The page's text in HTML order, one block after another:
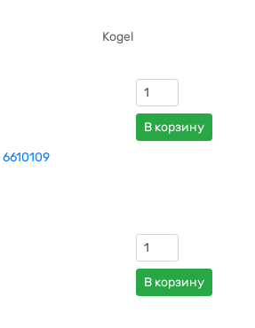
Kogel
В корзину
6610109
В корзину